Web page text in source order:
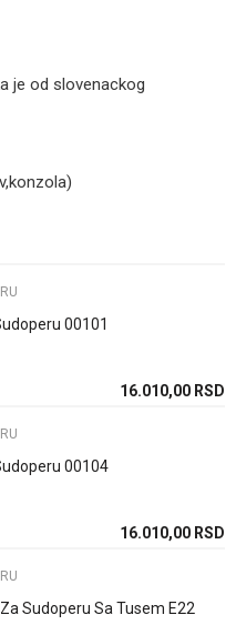
je od slovenackog
sa 3 cevi
00101
16.010,00 RSD
00104
16.010,00 RSD
Sudoperu Sa Tusem E22